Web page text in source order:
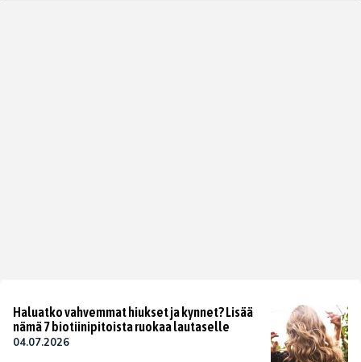
Haluatko vahvemmat hiukset ja kynnet? Lisää
nämä 7 biotiinipitoista ruokaa lautaselle
04.07.2026